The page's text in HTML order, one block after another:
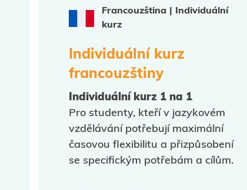
Francouzština | Individuální
kurz
Individuální kurz
francouzštiny
Individuální kurz 1 na 1
Pro studenty, kteří v jazykovém
vzdělávání potřebují maximální
časovou flexibilitu a přizpůsobení
se specifickým potřebám a cílům.